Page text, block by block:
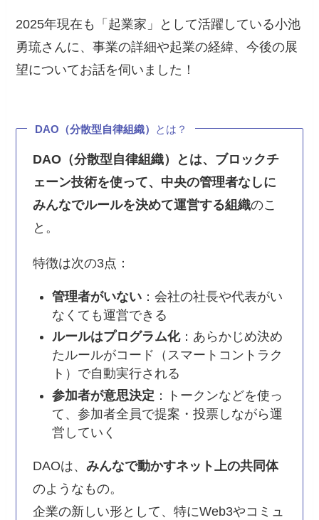
2025年現在も「起業家」として活躍している小池
勇琉さんに、事業の詳細や起業の経緯、今後の展
望についてお話を伺いました！
DAO（分散型自律組織） とは？
DAO（分散型自律組織）
とは、ブロックチ
ェーン技術を使って、中央の管理者なしに
みんなでルールを決めて運営する組織のこ
と。
特徴は次の3点：
管理者がいない：会社の社長や代表がい
なくても運営できる
ルールはプログラム化：あらかじめ決め
たルールがコード（スマートコントラク
ト）で自動実行される
参加者が意思決定 ：トークンなどを使っ
て、参加者全員で提案・投票しながら運
営していく
DAOは、 みんなで動かすネット上の共同体
のようなもの。
企業の新しい形として、特にWeb3やコミュ